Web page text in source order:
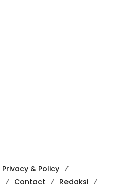
Privacy & Policy
Contact
Redaksi